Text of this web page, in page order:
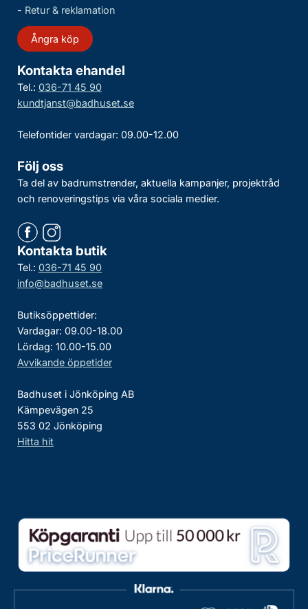
- Retur & reklamation
Ångra köp
Kontakta ehandel
Tel.: 036-71 45 90
kundtjanst@badhuset.se
Telefontider vardagar: 09.00-12.00
Följ oss
Ta del av badrumstrender, aktuella kampanjer, projektråd
och renoveringstips via våra sociala medier.
Kontakta butik
Tel.: 036-71 45 90
info@badhuset.se
Butiksöppettider:
Vardagar: 09.00-18.00
Lördag: 10.00-15.00
Avvikande öppetider
Badhuset i Jönköping AB
Kämpevägen 25
553 02 Jönköping
Hitta hit